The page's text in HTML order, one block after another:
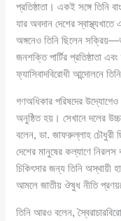
প্রতিষ্ঠাতা। একই সঙ্গে তিনি
যার অবদান দেশের
অঙ্গনেও তিনি ছিলেন
জনশক্তি পার্টির প্রতিষ্ঠাতা
ফ্যাসিবাদবিরোধী আন্দোলনে
গণঅধিকার পরিষদের উদ্যোগেও
অনুষ্ঠিত হয়। সেখানে দলের
বলেন, ডা. জাফরুল্লাহ চৌধুরী
দেশের মানুষের কল্যাণে
চিকিৎসার জন্য তিনি অস্থায়ী
আমলে জাতীয় ঔষুধ নীতি
তিনি আরও বলেন,